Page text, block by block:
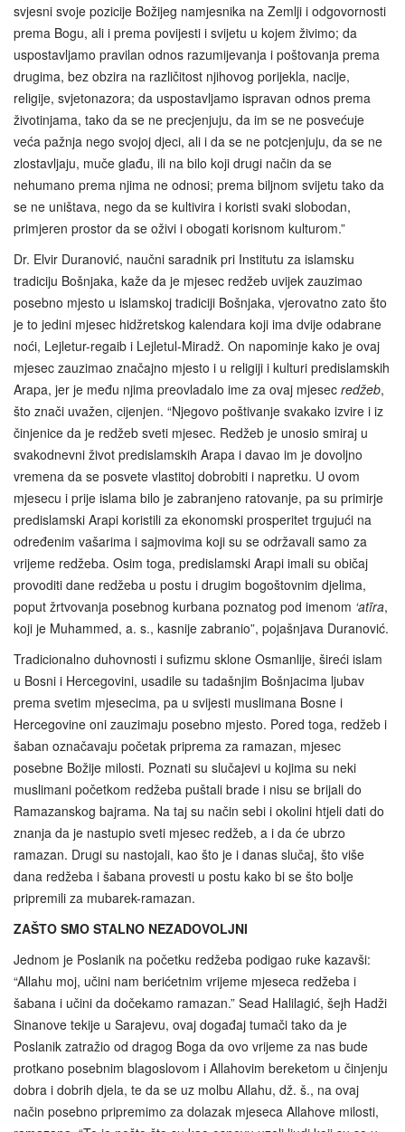
svjesni svoje pozicije Božijeg namjesnika na Zemlji i odgovornosti
prema Bogu, ali i prema povijesti i svijetu u kojem živimo; da
uspostavljamo pravilan odnos razumijevanja i poštovanja prema
drugima, bez obzira na različitost njihovog porijekla, nacije,
religije, svjetonazora; da uspostavljamo ispravan odnos prema
životinjama, tako da se ne precjenjuju, da im se ne posvećuje
veća pažnja nego svojoj djeci, ali i da se ne potcjenjuju, da se ne
zlostavljaju, muče glađu, ili na bilo koji drugi način da se
nehumano prema njima ne odnosi; prema biljnom svijetu tako da
se ne uništava, nego da se kultivira i koristi svaki slobodan,
primjeren prostor da se oživi i obogati korisnom kulturom.”
Dr. Elvir Duranović, naučni saradnik pri Institutu za islamsku
tradiciju Bošnjaka, kaže da je mjesec redžeb uvijek zauzimao
posebno mjesto u islamskoj tradiciji Bošnjaka, vjerovatno zato što
je to jedini mjesec hidžretskog kalendara koji ima dvije odabrane
noći, Lejletur-regaib i Lejletul-Miradž. On napominje kako je ovaj
mjesec zauzimao značajno mjesto i u religiji i kulturi predislamskih
Arapa, jer je među njima preovladalo ime za ovaj mjesec redžeb,
što znači uvažen, cijenjen. “Njegovo poštivanje svakako izvire i iz
činjenice da je redžeb sveti mjesec. Redžeb je unosio smiraj u
svakodnevni život predislamskih Arapa i davao im je dovoljno
vremena da se posvete vlastitoj dobrobiti i napretku. U ovom
mjesecu i prije islama bilo je zabranjeno ratovanje, pa su primirje
predislamski Arapi koristili za ekonomski prosperitet trgujući na
određenim vašarima i sajmovima koji su se održavali samo za
vrijeme redžeba. Osim toga, predislamski Arapi imali su običaj
provoditi dane redžeba u postu i drugim bogoštovnim djelima,
poput žrtvovanja posebnog kurbana poznatog pod imenom ‘atīra,
koji je Muhammed, a. s., kasnije zabranio”, pojašnjava Duranović.
Tradicionalno duhovnosti i sufizmu sklone Osmanlije, šireći islam
u Bosni i Hercegovini, usadile su tadašnjim Bošnjacima ljubav
prema svetim mjesecima, pa u svijesti muslimana Bosne i
Hercegovine oni zauzimaju posebno mjesto. Pored toga, redžeb i
šaban označavaju početak priprema za ramazan, mjesec
posebne Božije milosti. Poznati su slučajevi u kojima su neki
muslimani početkom redžeba puštali brade i nisu se brijali do
Ramazanskog bajrama. Na taj su način sebi i okolini htjeli dati do
znanja da je nastupio sveti mjesec redžeb, a i da će ubrzo
ramazan. Drugi su nastojali, kao što je i danas slučaj, što više
dana redžeba i šabana provesti u postu kako bi se što bolje
pripremili za mubarek-ramazan.
ZAŠTO SMO STALNO NEZADOVOLJNI
Jednom je Poslanik na početku redžeba podigao ruke kazavši:
“Allahu moj, učini nam berićetnim vrijeme mjeseca redžeba i
šabana i učini da dočekamo ramazan.” Sead Halilagić, šejh Hadži
Sinanove tekije u Sarajevu, ovaj događaj tumači tako da je
Poslanik zatražio od dragog Boga da ovo vrijeme za nas bude
protkano posebnim blagoslovom i Allahovim bereketom u činjenju
dobra i dobrih djela, te da se uz molbu Allahu, dž. š., na ovaj
način posebno pripremimo za dolazak mjeseca Allahove milosti,